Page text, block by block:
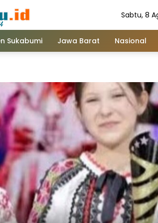
Sabtu, 8
Sukabumi Jawa Barat Nasional